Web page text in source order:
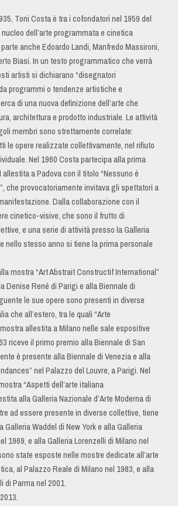
Toni Costa è tra i cofondatori nel 1959 del
dell’arte programmata e cinetica
anche Edoardo Landi, Manfredo Massironi,
Biasi. In un testo programmatico che verrà
artisti si dichiarano “disegnatori
programmi o tendenze artistiche e
di una nuova definizione dell’arte che
architettura e prodotto industriale. Le attività
membri sono strettamente correlate:
le opere realizzate collettivamente, nel rifiuto
Nel 1960 Costa partecipa alla prima
a Padova con il titolo “Nessuno è
che provocatoriamente invitava gli spettatori a
Dalla collaborazione con il
cinetico-visive, che sono il frutto di
e una serie di attività presso la Galleria
nello stesso anno si tiene la prima personale
mostra “Art Abstrait Constructif International”
Denise René di Parigi e alla Biennale di
le sue opere sono presenti in diverse
che all’estero, tra le quali “Arte
allestita a Milano nelle sale espositive
riceve il primo premio alla Biennale di San
è presente alla Biennale di Venezia e alla
nel Palazzo del Louvre, a Parigi. Nel
“Aspetti dell’arte italiana
alla Galleria Nazionale d’Arte Moderna di
ad essere presente in diverse collettive, tiene
Waddel di New York e alla Galleria
1969, e alla Galleria Lorenzelli di Milano nel
state esposte nelle mostre dedicate all’arte
al Palazzo Reale di Milano nel 1983, e alla
di Parma nel 2001.